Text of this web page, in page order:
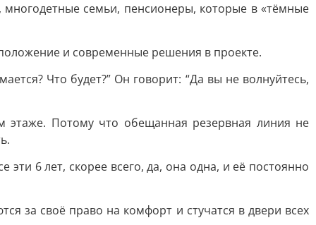
семьи, пенсионеры, которые в «тёмные
и современные решения в проекте.
Что будет?” Он говорит: “Да вы не волнуйтесь,
этаже. Потому что обещанная резервная линия не
6 лет, скорее всего, да, она одна, и её постоянно
за своё право на комфорт и стучатся в двери всех